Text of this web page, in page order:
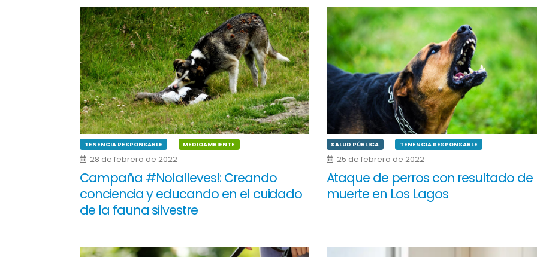
TENENCIA RESPONSABLE MEDIOAMBIENTE
28 de febrero de 2022
Campaña #Nolalleves!: Creando
conciencia y educando en el cuidado
de la fauna silvestre
SALUD PÚBLICA TENENCIA RESPONSABLE
25 de febrero de 2022
Ataque de perros con resultado de
muerte en Los Lagos